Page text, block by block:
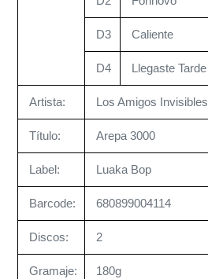
D3 Caliente
D4 Llegaste Tarde
Artista: Los Amigos Invisibles
Título: Arepa 3000
Label: Luaka Bop
Barcode: 680899004114
Discos: 2
Gramaje: 180g